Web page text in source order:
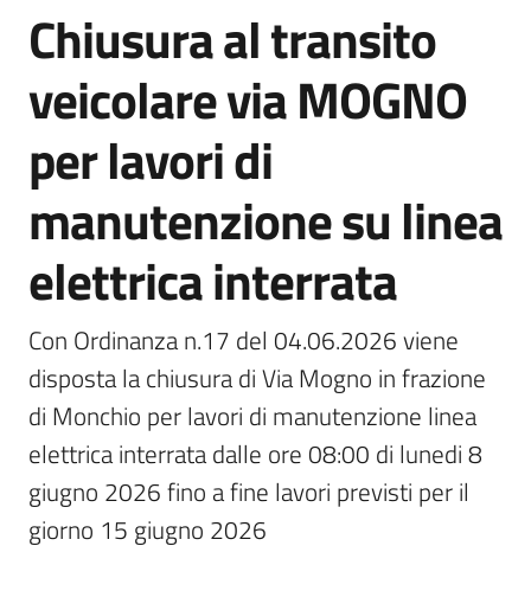
Novità
Menu selezionato
Servizi
Vivere
Palagano
Prenotazione
appuntamento
Tutti
gli
Salta al contenuto
Chiusura al transito
veicolare via MOGNO
per lavori di
manutenzione su linea
elettrica interrata
Con Ordinanza n.17 del 04.06.2026 viene
disposta la chiusura di Via Mogno in frazione
di Monchio per lavori di manutenzione linea
elettrica interrata dalle ore 08:00 di lunedi 8
giugno 2026 fino a fine lavori previsti per il
giorno 15 giugno 2026